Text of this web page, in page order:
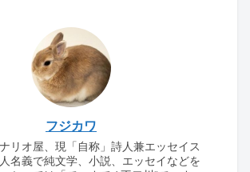
フジカワ
リオ屋、現「自称」詩人兼エッセイス
名義で純文学、小説、エッセイなどを